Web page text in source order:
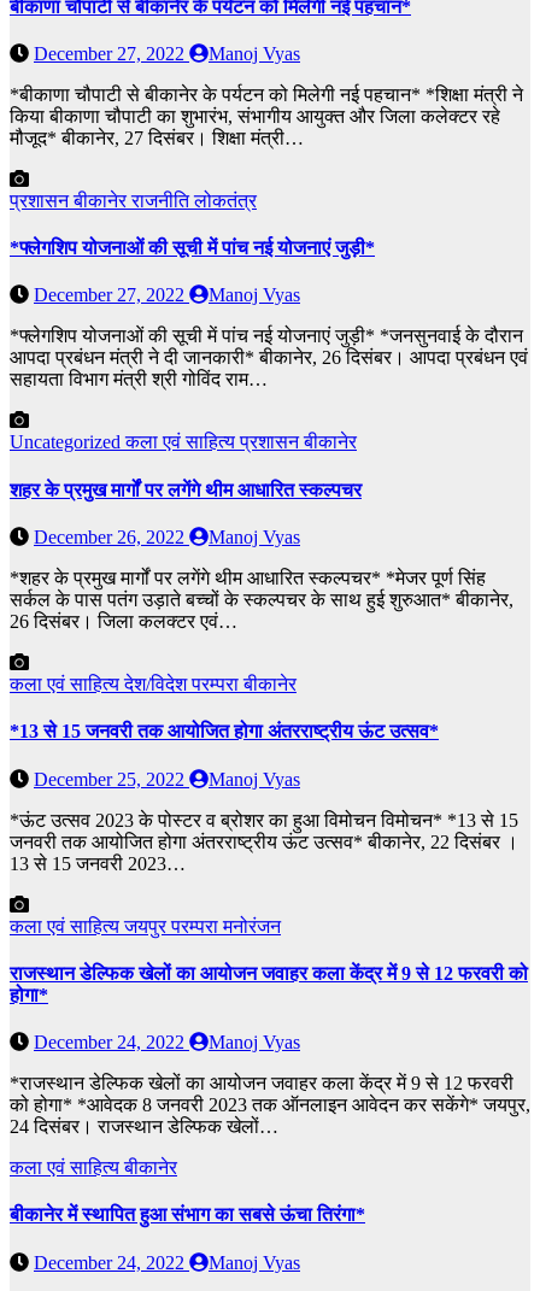
बीकाणा चौपाटी से बीकानेर के पर्यटन को मिलेगी नई पहचान*
December 27, 2022
Manoj Vyas
*बीकाणा चौपाटी से बीकानेर के पर्यटन को मिलेगी नई पहचान* *शिक्षा मंत्री ने
किया बीकाणा चौपाटी का शुभारंभ, संभागीय आयुक्त और जिला कलेक्टर रहे
मौजूद* बीकानेर, 27 दिसंबर। शिक्षा मंत्री…
प्रशासनबीकानेरराजनीतिलोकतंत्र
*फ्लेगशिप योजनाओं की सूची में पांच नई योजनाएं जुड़ी*
December 27, 2022
Manoj Vyas
*फ्लेगशिप योजनाओं की सूची में पांच नई योजनाएं जुड़ी* *जनसुनवाई के दौरान
आपदा प्रबंधन मंत्री ने दी जानकारी* बीकानेर, 26 दिसंबर। आपदा प्रबंधन एवं
सहायता विभाग मंत्री श्री गोविंद राम…
Uncategorizedकला एवं साहित्यप्रशासनबीकानेर
शहर के प्रमुख मार्गों पर लगेंगे थीम आधारित स्कल्पचर
December 26, 2022
Manoj Vyas
*शहर के प्रमुख मार्गों पर लगेंगे थीम आधारित स्कल्पचर* *मेजर पूर्ण सिंह
सर्कल के पास पतंग उड़ाते बच्चों के स्कल्पचर के साथ हुई शुरुआत* बीकानेर,
26 दिसंबर। जिला कलक्टर एवं…
कला एवं साहित्यदेश/विदेशपरम्पराबीकानेर
*13 से 15 जनवरी तक आयोजित होगा अंतरराष्ट्रीय ऊंट उत्सव*
December 25, 2022
Manoj Vyas
*ऊंट उत्सव 2023 के पोस्टर व ब्रोशर का हुआ विमोचन विमोचन* *13 से 15
जनवरी तक आयोजित होगा अंतरराष्ट्रीय ऊंट उत्सव* बीकानेर, 22 दिसंबर ।
13 से 15 जनवरी 2023…
कला एवं साहित्यजयपुरपरम्परामनोरंजन
राजस्थान डेल्फिक खेलों का आयोजन जवाहर कला केंद्र में 9 से 12 फरवरी को
होगा*
December 24, 2022
Manoj Vyas
*राजस्थान डेल्फिक खेलों का आयोजन जवाहर कला केंद्र में 9 से 12 फरवरी
को होगा* *आवेदक 8 जनवरी 2023 तक ऑनलाइन आवेदन कर सकेंगे* जयपुर,
24 दिसंबर। राजस्थान डेल्फिक खेलों…
कला एवं साहित्यबीकानेर
बीकानेर में स्थापित हुआ संभाग का सबसे ऊंचा तिरंगा*
December 24, 2022
Manoj Vyas